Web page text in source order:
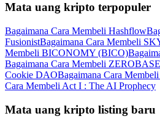
Mata uang kripto terpopuler
Bagaimana Cara Membeli Hashflow
FusionistBagaimana Cara Membeli
Membeli BICONOMY (BICO)
Bagaimana Cara Membeli ZEROBASE
Cookie DAOBagaimana Cara
Cara Membeli Act I : The AI Prophecy
Mata uang kripto listing baru